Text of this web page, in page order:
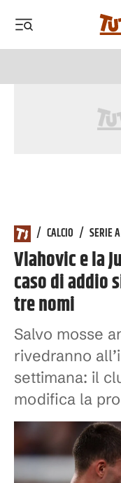
/ CALCIO / SERIE A
Vlahovic e la
caso di addio
tre nomi
Salvo mosse
rivedranno
settimana: il
modifica la